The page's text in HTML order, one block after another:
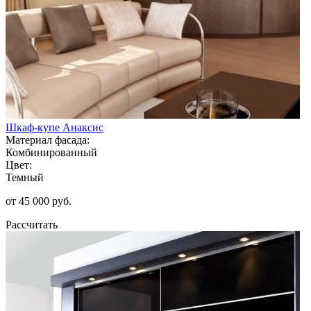
Шкаф-купе Анаксис
Материал фасада:
Комбинированный
Цвет:
Темный
от 45 000 руб.
Рассчитать